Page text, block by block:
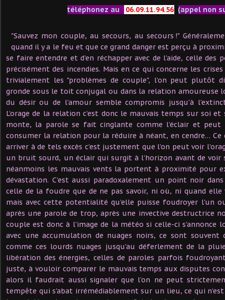
téléphonez au 06.09.11.94.56 (appel non
"Sauvez mon couple, au secours, au secours !"
quand il y a le feu et que ce grand danger est perçu à
se faire entendre et d’en réchapper avec de l’aide, celle des
précisément des incendies. Mais en ce qui concerne les
trivialement les "problèmes de couple", l’on peut plutôt
gronde sous le toit conjugal ou dans la relation amoureuse
du désir ou de l’amour semble compromis jusqu’à
L’orage de la relation c’est donc le mauvais temps sur soi
monte, la parole se fait cinglante comme l’éclair et
consumer la relation pour la réduire à néant, en cendre… Ce
arriver à de tels excès c’est justement que l’on peut voir
un bruit sourd, un éclair qui surgit à l’horizon avant de
néanmoins les mauvais vents la portent à proximité pour
dévastation. C’est aussi paradoxalement un point noir
celle de la foudre que de ne pas savoir, ni où, ni quand
mais avec cette potentialité qu’elle puisse foudroyer l’un
après une parole de trop, après une invective destructrice
couple est donc à l’image de la météo si celle-ci s’annonce
avec une accumulation de nuages noirs, ce sont souvent
comme ces lourds nuages jusqu’au déferlement de la
libération des énergies, celles de paroles parfois
juste, à vouloir comparer le mauvais temps aux disputes
alors il faudrait aussi signaler que l’on ne peut
tempête qui s’abat irrémédiablement sur un lieu, ce qui